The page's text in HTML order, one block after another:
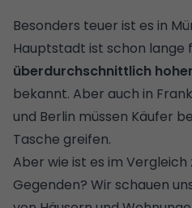
Besonders teuer ist es in
Hauptstadt ist schon lange
überdurchschnittlich
bekannt. Aber auch in
und Berlin müssen Käufer
Tasche greifen.
Aber wie ist es im
Gegenden? Wir schauen